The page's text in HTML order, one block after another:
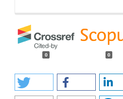
0 0